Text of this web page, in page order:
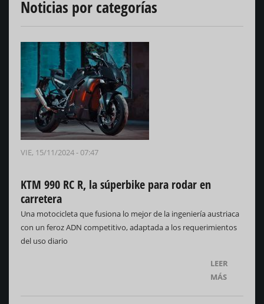
Noticias por categorías
VIE, 15/11/2024 - 07:47
KTM 990 RC R, la súperbike para rodar en
carretera
Una motocicleta que fusiona lo mejor de la ingeniería austriaca
con un feroz ADN competitivo, adaptada a los requerimientos
del uso diario
LEER
MÁS